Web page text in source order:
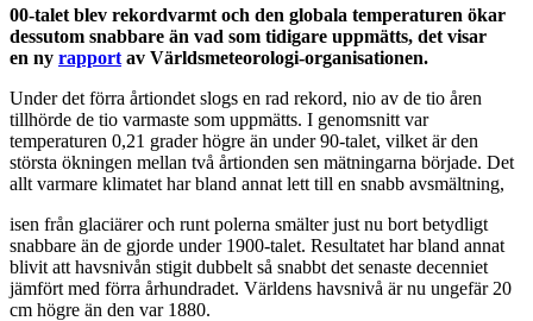
00-talet blev rekordvarmt och den globala temperaturen ökar
dessutom snabbare än vad som tidigare uppmätts, det visar
en ny rapport av Världsmeteorologi-organisationen.
Under det förra årtiondet slogs en rad rekord, nio av de tio åren
tillhörde de tio varmaste som uppmätts. I genomsnitt var
temperaturen 0,21 grader högre än under 90-talet, vilket är den
största ökningen mellan två årtionden sen mätningarna började. Det
allt varmare klimatet har bland annat lett till en snabb avsmältning,
isen från glaciärer och runt polerna smälter just nu bort betydligt
snabbare än de gjorde under 1900-talet. Resultatet har bland annat
blivit att havsnivån stigit dubbelt så snabbt det senaste decenniet
jämfört med förra århundradet. Världens havsnivå är nu ungefär 20
cm högre än den var 1880.